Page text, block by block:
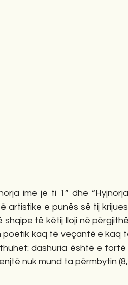
ime je ti 1” dhe
artistike e punës së tij
të këtij lloji në
poetik kaq të veçantë e kaq
dashuria është e fortë
nuk mund ta përmbytin (8,